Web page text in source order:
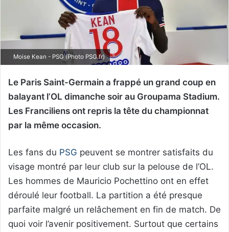
Moise Kean - PSG (Photo PSG.fr)
Le Paris Saint-Germain a frappé un grand coup en
balayant l’OL dimanche soir au Groupama Stadium.
Les Franciliens ont repris la tête du championnat
par la même occasion.
Les fans du PSG peuvent se montrer satisfaits du
visage montré par leur club sur la pelouse de l’OL.
Les hommes de Mauricio Pochettino ont en effet
déroulé leur football. La partition a été presque
parfaite malgré un relâchement en fin de match. De
quoi voir l’avenir positivement. Surtout que certains